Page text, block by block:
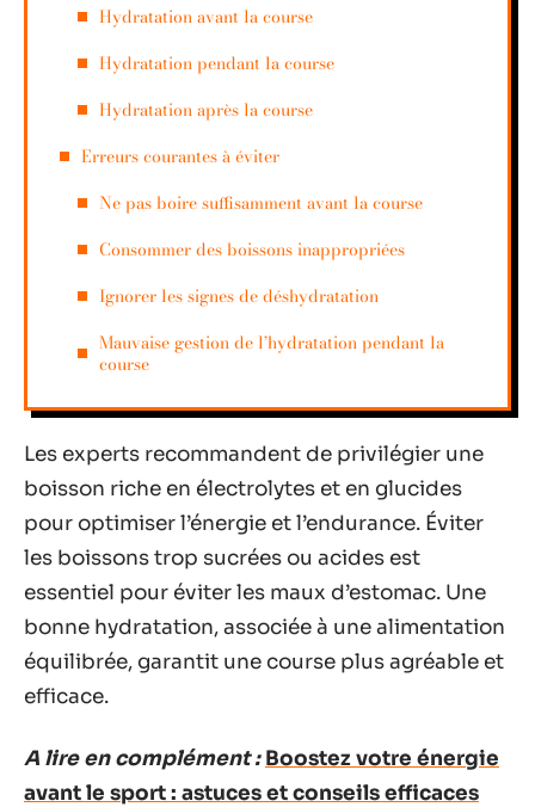
Hydratation avant la course
Hydratation pendant la course
Hydratation après la course
Erreurs courantes à éviter
Ne pas boire suffisamment avant la course
Consommer des boissons inappropriées
Ignorer les signes de déshydratation
Mauvaise gestion de l’hydratation pendant la
course
Les experts recommandent de privilégier une
boisson riche en électrolytes et en glucides
pour optimiser l’énergie et l’endurance. Éviter
les boissons trop sucrées ou acides est
essentiel pour éviter les maux d’estomac. Une
bonne hydratation, associée à une alimentation
équilibrée, garantit une course plus agréable et
efficace.
A lire en complément : Boostez votre énergie
avant le sport : astuces et conseils efficaces